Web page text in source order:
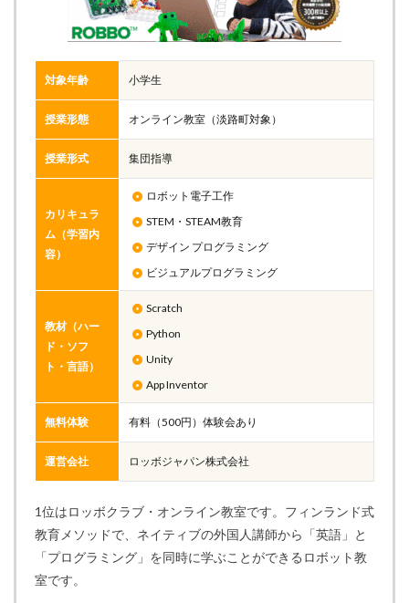
対象年齢 小学生
授業形態 オンライン教室（淡路町対象）
授業形式 集団指導
カリキュラ
ム（学習内
容）
ロボット電子工作
STEM・STEAM教育
デザイン プログラミング
ビジュアルプログラミング
教材（ハー
ド・ソフ
ト・言語）
Scratch
Python
Unity
App Inventor
無料体験 有料（500円）体験会あり
運営会社 ロッボジャパン株式会社
1位はロッボクラブ・オンライン教室です。フィンランド式
教育メソッドで、ネイティブの外国人講師から「英語」と
「プログラミング」を同時に学ぶことができるロボット教
室です。